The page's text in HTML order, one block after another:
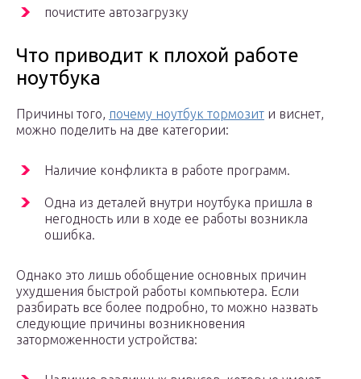
почистите автозагрузку
Что приводит к плохой работе
ноутбука
Причины того, почему ноутбук тормозит и виснет,
можно поделить на две категории:
Наличие конфликта в работе программ.
Одна из деталей внутри ноутбука пришла в
негодность или в ходе ее работы возникла
ошибка.
Однако это лишь обобщение основных причин
ухудшения быстрой работы компьютера. Если
разбирать все более подробно, то можно назвать
следующие причины возникновения
заторможенности устройства: